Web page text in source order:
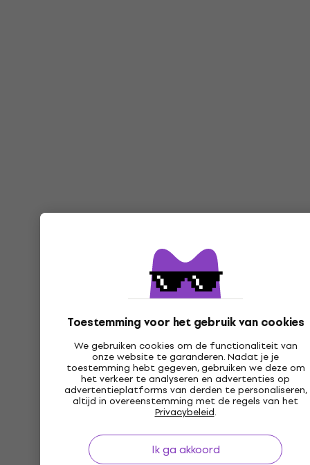
Toestemming voor het gebruik van cookies
We gebruiken cookies om de functionaliteit van
onze website te garanderen. Nadat je je
toestemming hebt gegeven, gebruiken we deze om
het verkeer te analyseren en advertenties op
advertentieplatforms van derden te personaliseren,
altijd in overeenstemming met de regels van het
Privacybeleid.
Ik ga akkoord